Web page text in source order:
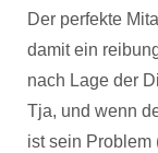
Der perfekte
damit ein
nach Lage der
Tja, und wenn
ist sein Problem